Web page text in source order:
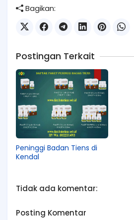
Bagikan:
Postingan Terkait
Peninggi Badan Tiens di
Kendal
Tidak ada komentar:
Posting Komentar